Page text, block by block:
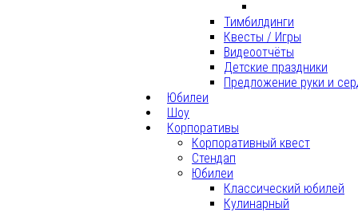
Тимбилдинги
Квесты / Игры
Видеоотчёты
Детские праздники
Предложение руки и
Юбилеи
Шоу
Корпоративы
Корпоративный квест
Стендап
Юбилеи
Классический юбилей
Кулинарный